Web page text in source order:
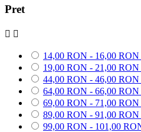
Pret
 
14,00 RON - 16,00 RON
19,00 RON - 21,00 RON
44,00 RON - 46,00 RON
64,00 RON - 66,00 RON
69,00 RON - 71,00 RON
89,00 RON - 91,00 RON
99,00 RON - 101,00